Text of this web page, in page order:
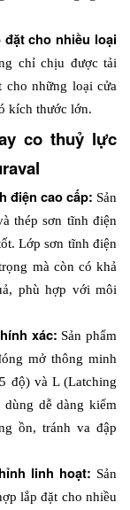
cho nhiều loại
chỉ chịu được tải
những loại cửa
kích thước lớn.
co thuỷ lực
điện cao cấp: Sản
thép sơn tĩnh điện
Lớp sơn tĩnh điện
mà còn có khả
phù hợp với môi
xác: Sản phẩm
mở thông minh
độ) và L (Latching
dễ dàng kiểm
ồn, tránh va đập
linh hoạt: Sản
lắp đặt cho nhiều